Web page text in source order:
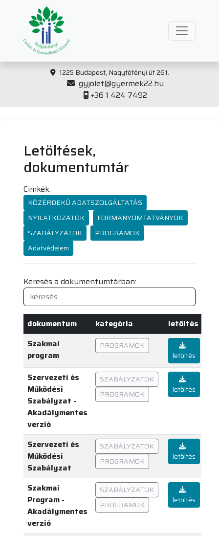
1225 Budapest, Nagytétényi út 261.
gyjolet@gyermek22.hu
+36 1 424 7492
Letöltések,
dokumentumtár
Cimkék:
KÖZÉRDEKŰ ADATSZOLGÁLTATÁS
NYILATKOZATOK
FORMANYOMTATVÁNYOK
SZABÁLYZATOK
PROGRAMOK
Adatvédelem
Keresés a dokumentumtárban:
dokumentum kategória
letöltés
Szakmai
program
PROGRAMOK
letöltés
Szervezeti és
Működési
Szabályzat -
Akadálymentes
verzió
SZABÁLYZATOK
PROGRAMOK
letöltés
Szervezeti és
Működési
Szabályzat
SZABÁLYZATOK
PROGRAMOK
letöltés
Szakmai
Program -
Akadálymentes
verzió
SZABÁLYZATOK
PROGRAMOK
letöltés